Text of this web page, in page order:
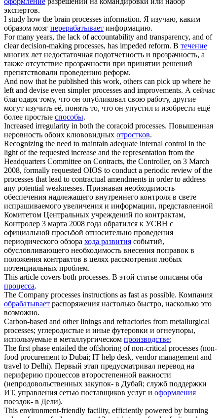
экспертов.
I study how the brain processes information. Я изучаю, каким
образом мозг перерабатывает информацию.
For many years, the lack of accountability and transparency, and of
clear decision-making processes, has impeded reform. В течение
многих лет недостаточная подотчетность и прозрачность, а
также отсутствие прозрачности при принятии решений
препятствовали проведению реформ.
And now that he published this work, others can pick up where he
left and devise even simplerprocesses and improvements. А сейчас
благодаря тому, что он опубликовал свою работу, другие
могут изучить её, понять то, что он упустил и изобрести ещё
более простые способы.
Increased irregularity in both the coracoid processes. Повышенная
неровность обоих клювовидных отростков.
Recognizing the need to maintain adequate internal control in the
light of the requested increase and the representation from the
Headquarters Committee on Contracts, the Controller, on 3 March
2008, formally requested OIOS to conduct a periodic review of the
processes that lead to contractual amendments in order to address
any potential weaknesses. Признавая необходимость
обеспечения надлежащего внутреннего контроля в свете
испрашиваемого увеличения и информации, представленной
Комитетом Центральных учреждений по контрактам,
Контролер 3 марта 2008 года обратился к УСВН с
официальной просьбой относительно проведения
периодического обзора хода развития событий,
обусловливающего необходимость внесения поправок в
положения контрактов в целях рассмотрения любых
потенциальных проблем.
This article covers both processes. В этой статье описаны оба
процесса.
The Company processes instructions as fast as possible. Компания
обрабатывает распоряжения настолько быстро, насколько это
возможно.
Carbon-based and other linings and refractories from metallurgical
processes; углеродистые и иные футеровки и огнеупоры,
используемые в металлургическом производстве;
The first phase entailed the offshoring of non-critical processes (non-
food procurement to Dubai; IT help desk, vendor management and
travel to Delhi). Первый этап предусматривал перевод на
периферию процессов второстепенной важности
(непродовольственных закупок- в Дубай; служб поддержки
ИТ, управления сетью поставщиков услуг и оформления
поездок- в Дели).
This environment-friendly facility, efficiently powered by burning